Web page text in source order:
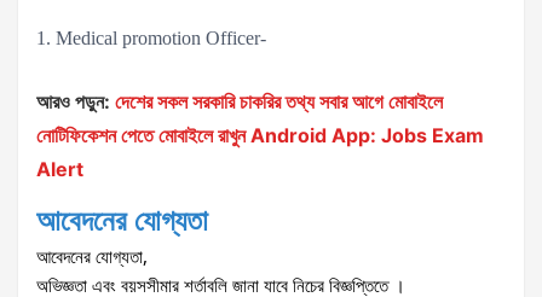
1. Medical promotion Officer-
আরও পড়ুন: দেশের সকল সরকারি চাকরির তথ্য সবার আগে মোবাইলে
নোটিফিকেশন পেতে মোবাইলে রাখুন Android App: Jobs Exam
Alert
আবেদনের যোগ্যতা
আবেদনের যোগ্যতা,
অভিজ্ঞতা এবং বয়সসীমার শর্তাবলি জানা যাবে নিচের বিজ্ঞপ্তিতে ।